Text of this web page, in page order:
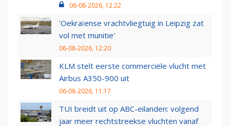
06-08-2026, 12:22
'Oekraïense vrachtvliegtuig in Leipzig zat
vol met munitie'
06-08-2026, 12:20
KLM stelt eerste commerciële vlucht met
Airbus A350-900 uit
06-08-2026, 11:17
TUI breidt uit op ABC-eilanden: volgend
jaar meer rechtstreekse vluchten vanaf